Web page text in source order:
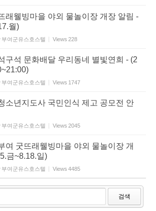
래웰빙마을 야외 물놀이장 개장 알림 -
월)
부여군유스호스텔 Views 228
구석 문화배달 우리동네 별빛연희 - (2
부여군유스호스텔 Views 1747
소년지도사 국민인식 제고 공모전 안
부여군유스호스텔 Views 2045
여 굿뜨래웰빙마을 야외 물놀이장 개
금~8.18.일)
부여군유스호스텔 Views 4485
검색